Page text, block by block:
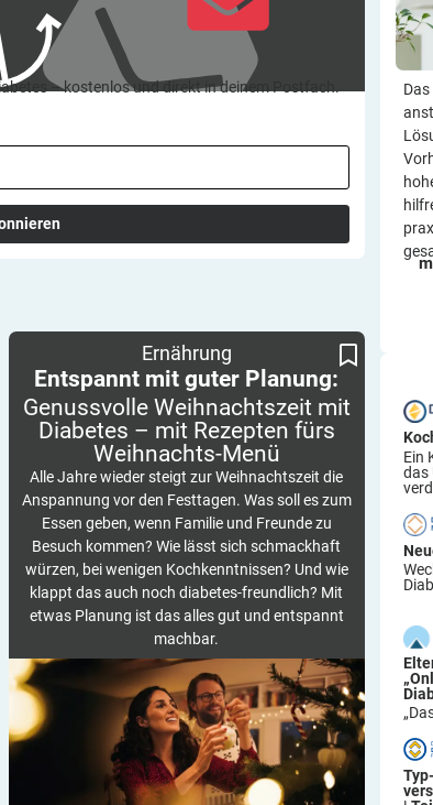
– kostenlos und direkt in deinem Postfach.
Genussvolle Weihnachtszeit mit Diabetes – mit
Rezepten fürs Weihnachts-Menü
Ernährung
Entspannt mit guter Planung:
Genussvolle Weihnachtszeit mit
Diabetes – mit Rezepten fürs
Weihnachts-Menü
Alle Jahre wieder steigt zur Weihnachtszeit die
Anspannung vor den Festtagen. Was soll es zum
Essen geben, wenn Familie und Freunde zu
Besuch kommen? Wie lässt sich schmackhaft
würzen, bei wenigen Kochkenntnissen? Und wie
klappt das auch noch diabetes-freundlich? Mit
etwas Planung ist das alles gut und entspannt
machbar.
Ein
das